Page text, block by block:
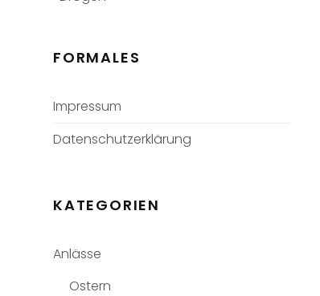
FORMALES
Impressum
Datenschutzerklärung
KATEGORIEN
Anlässe
Ostern